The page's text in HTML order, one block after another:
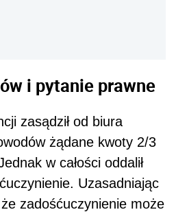
i pytanie prawne
zasądził od biura
żądane kwoty 2/3
w całości oddalił
Uzasadniając
zadośćuczynienie może